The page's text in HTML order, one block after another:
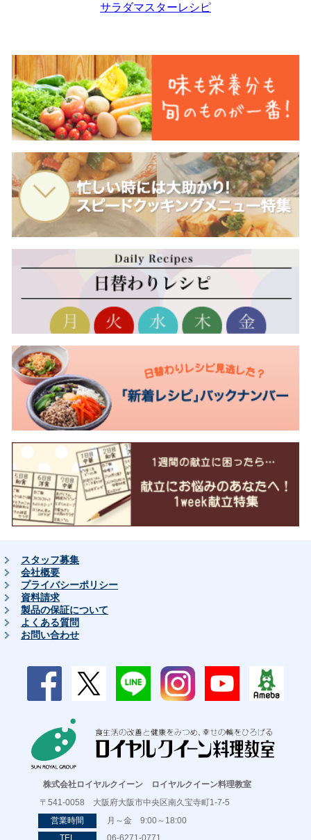
サラダマスターレシピ
スタッフ募集
会社概要
プライバシーポリシー
資料請求
製品の保証について
よくある質問
お問い合わせ
株式会社ロイヤルクイーン ロイヤルクイーン料理教室
〒541-0058 大阪府大阪市中央区南久宝寺町1-7-5
営業時間
月～金 9:00～18:00